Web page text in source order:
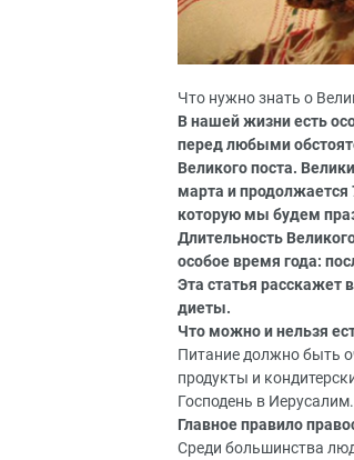
Что нужно знать о
В нашей жизни есть
перед любыми
Великого поста.
марта и продолжается
которую мы будем
Длительность
особое время года:
Эта статья расскажет
диеты.
Что можно и нельзя
Питание должно быть
продукты и
Господень в
Главное правило
Среди большинства